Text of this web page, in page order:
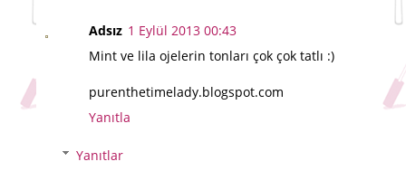
Adsız 1 Eylül 2013 00:43
Mint ve lila ojelerin tonları çok çok tatlı :)
purenthetimelady.blogspot.com
Yanıtla
Yanıtlar